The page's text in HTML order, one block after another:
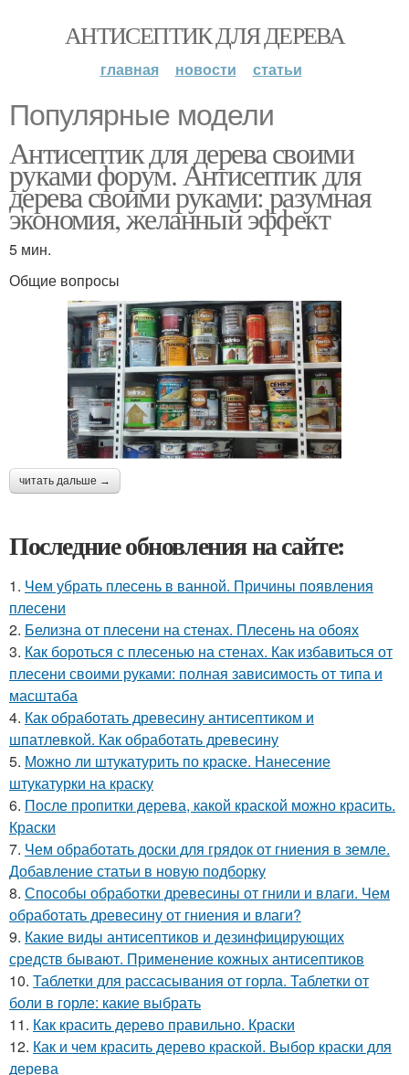
АНТИСЕПТИК ДЛЯ ДЕРЕВА
главная новости статьи
Популярные модели
Антисептик для дерева своими
руками форум. Антисептик для
дерева своими руками: разумная
экономия, желанный эффект
5 мин.
Общие вопросы
читать дальше →
Последние обновления на сайте:
1. Чем убрать плесень в ванной. Причины появления
плесени
2. Белизна от плесени на стенах. Плесень на обоях
3. Как бороться с плесенью на стенах. Как избавиться от
плесени своими руками: полная зависимость от типа и
масштаба
4. Как обработать древесину антисептиком и
шпатлевкой. Как обработать древесину
5. Можно ли штукатурить по краске. Нанесение
штукатурки на краску
6. После пропитки дерева, какой краской можно красить.
Краски
7. Чем обработать доски для грядок от гниения в земле.
Добавление статьи в новую подборку
8. Способы обработки древесины от гнили и влаги. Чем
обработать древесину от гниения и влаги?
9. Какие виды антисептиков и дезинфицирующих
средств бывают. Применение кожных антисептиков
10. Таблетки для рассасывания от горла. Таблетки от
боли в горле: какие выбрать
11. Как красить дерево правильно. Краски
12. Как и чем красить дерево краской. Выбор краски для
дерева